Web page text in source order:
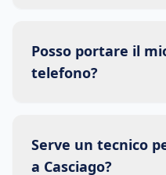
Posso portare il
telefono?
Serve un tecnico
a Casciago?